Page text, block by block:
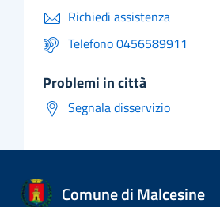
Richiedi assistenza
Telefono 0456589911
problemi in città
Segnala disservizio
Comune di Malcesine